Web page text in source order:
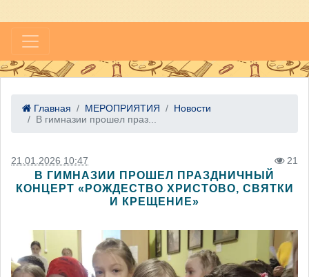
Главная МЕРОПРИЯТИЯ
Новости
В гимназии прошел праз...
21.01.2026 10:47 21
В ГИМНАЗИИ ПРОШЕЛ ПРАЗДНИЧНЫЙ
КОНЦЕРТ «РОЖДЕСТВО ХРИСТОВО, СВЯТКИ
И КРЕЩЕНИЕ»